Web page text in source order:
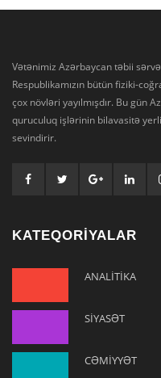
Vətənimiz Azərbaycan təbii
Respublikamızın bütün fiziki-
çox növləri yayılmışdır. Bu gün
quruculuq işlərinin bilavasitə
sevindirir.
KATEQORİYALAR
ANALİTİKA
SİYASƏT
CƏMİYYƏT